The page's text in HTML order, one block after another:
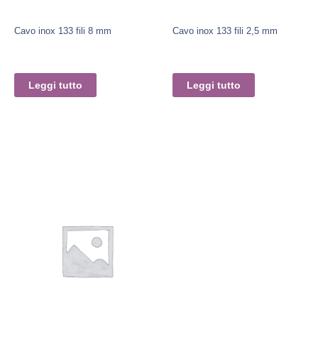
Cavo inox 133 fili 8 mm
Leggi tutto
Cavo inox 133 fili 2,5 mm
Leggi tutto